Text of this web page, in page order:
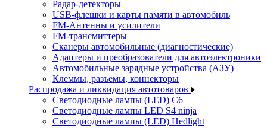
Радар-детекторы
USB-флешки и карты памяти в автомобиль
FM-Антенны и усилители
FM-трансмиттеры
Сканеры автомобильные (диагностические)
Адаптеры и преобразователи для автоэлектроники
Автомобильные зарядные устройства (АЗУ)
Клеммы, разъемы, коннекторы
Распродажа и ликвидация автотоваров
Светодиодные лампы (LED) C6
Светодиодные лампы LED S4 ninja
Светодиодные лампы (LED) Hedlight